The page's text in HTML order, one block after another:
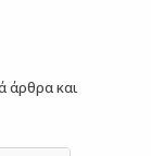
άρθρα και